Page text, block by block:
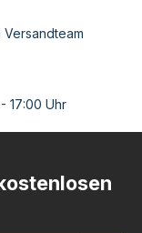
17:00 Uhr